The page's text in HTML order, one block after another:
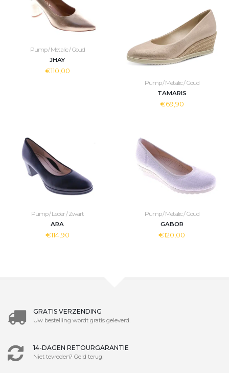
Pump / Metalic / Goud
JHAY
€110,00
Pump / Metalic / Goud
TAMARIS
€69,90
Pump / Leder / Zwart
ARA
€114,90
Pump / Metalic / Goud
GABOR
€120,00
GRATIS VERZENDING
Uw bestelling wordt gratis geleverd.
14-DAGEN RETOURGARANTIE
Niet tevreden? Geld terug!